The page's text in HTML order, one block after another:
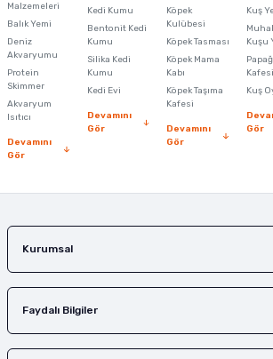
Ürün resmi kalitesiz, bozuk veya
Ürün açıklamasında eksik bilgiler bulunuyor.
Ürün bilgilerinde hatalar bulunuyor.
Ürün fiyatı diğer sitelerden daha pahalı.
Bu ürüne benzer farklı alternatifler olmalı.
Malzemeleri
Balık Yemi
Deniz
Akvaryumu
Protein
Skimmer
Akvaryum
Isıtıcı
Devamını
Gör
Kedi Kumu
Bentonit Kedi
Kumu
Silika Kedi
Kumu
Kedi Evi
Devamını
Gör
Köpek
Kulübesi
Köpek Tasması
Köpek Mama
Kabı
Köpek Taşıma
Kafesi
Devamını
Gör
Kuş
Kuşu
Kafesi
Kuş
Gör
Kurumsal
Faydalı Bilgiler